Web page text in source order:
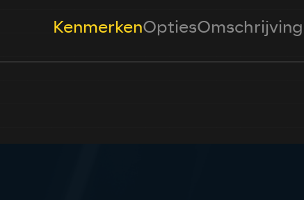
KenmerkenOptiesOmschrijving